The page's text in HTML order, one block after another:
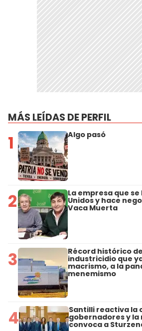
MÁS LEÍDAS DE PERFIL
1 Algo pasó
2 La empresa que
Unidos y hace
Vaca Muerta
3 Récord histórico
industricidio que
macrismo, a la
menemismo
4 Santilli reactiva la
gobernadores y
convoca a